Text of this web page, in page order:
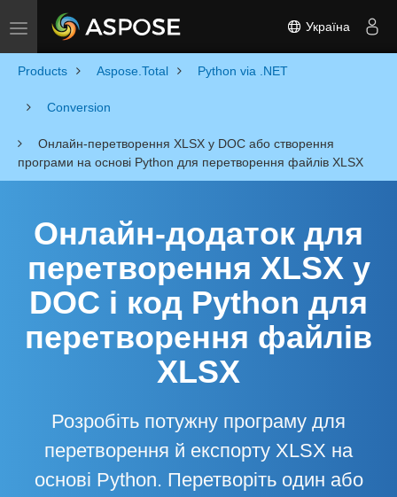
Toggle navigation Україна
Products Aspose.Total Python via .NET
Conversion
Онлайн-перетворення XLSX у DOC або створення
програми на основі Python для перетворення файлів XLSX
Онлайн-додаток для
перетворення XLSX у
DOC і код Python для
перетворення файлів
XLSX
Розробіть потужну програму для
перетворення й експорту XLSX на
основі Python. Перетворіть один або